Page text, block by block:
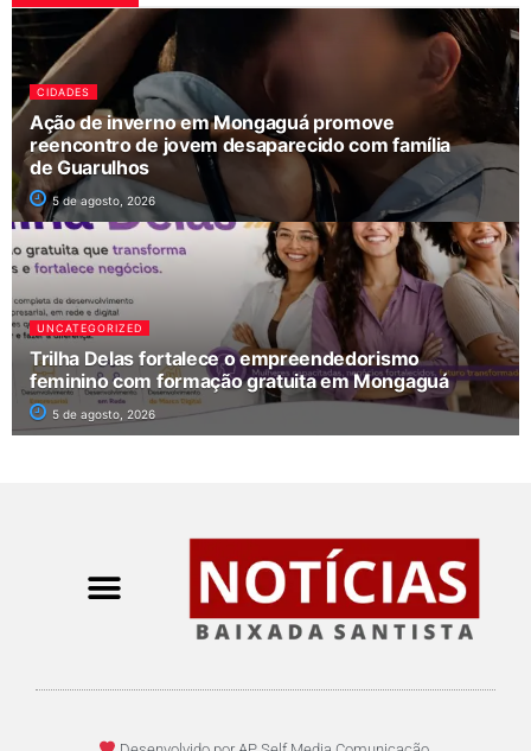
CIDADES
Ação de inverno em Mongaguá promove
reencontro de jovem desaparecido com família
de Guarulhos
5 de agosto, 2026
UNCATEGORIZED
Trilha Delas fortalece o empreendedorismo
feminino com formação gratuita em Mongaguá
5 de agosto, 2026